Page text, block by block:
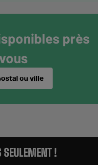
près
ou ville
!